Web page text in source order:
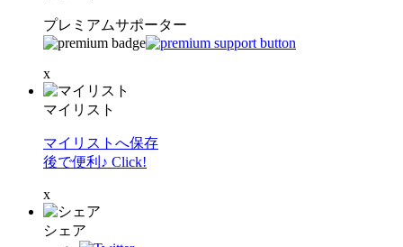
プレミアムサポーター
x
マイリスト
マイリストへ保存
後で便利♪ Click!
x
シェア